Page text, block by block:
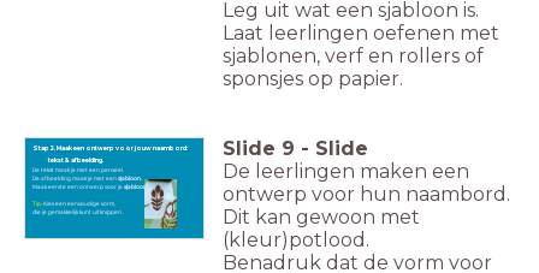
Leg uit wat een sjabloon is.
Laat leerlingen oefenen met
sjablonen, verf en rollers of
sponsjes op papier.
Stap 2. Maak een ontwerp voor jouw naambord:
tekst & afbeelding.
De tekst maak je met een penseel.
De afbeelding maak je met eensjabloon.
Maak eerste een ontwerp voor jesjabloon.
Tip:Kies een eenvoudige vorm,
die je gemakkelijk kunt uitknippen.
Slide 9 - Slide
De leerlingen maken een
ontwerp voor hun naambord.
Dit kan gewoon met
(kleur)potlood.
Benadruk dat de vorm voor